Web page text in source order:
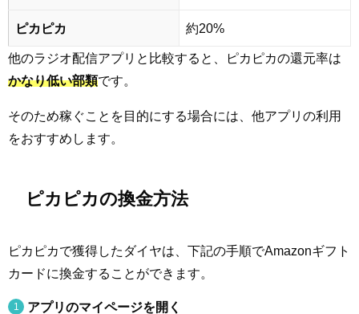
ピカピカ 約20%
他のラジオ配信アプリと比較すると、ピカピカの還元率は
かなり低い部類です。
そのため稼ぐことを目的にする場合には、他アプリの利用
をおすすめします。
ピカピカの換金方法
ピカピカで獲得したダイヤは、下記の手順でAmazonギフト
カードに換金することができます。
アプリのマイページを開く